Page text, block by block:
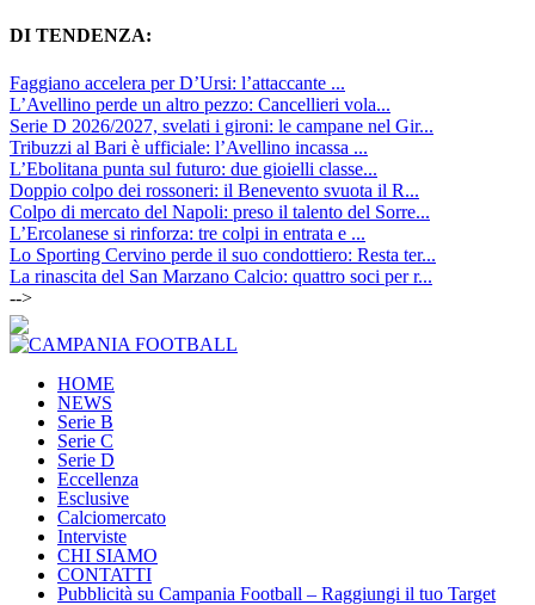
DI TENDENZA:
Faggiano accelera per D’Ursi: l’attaccante ...
L’Avellino perde un altro pezzo: Cancellieri vola...
Serie D 2026/2027, svelati i gironi: le campane nel Gir...
Tribuzzi al Bari è ufficiale: l’Avellino incassa ...
L’Ebolitana punta sul futuro: due gioielli classe...
Doppio colpo dei rossoneri: il Benevento svuota il R...
Colpo di mercato del Napoli: preso il talento del Sorre...
L’Ercolanese si rinforza: tre colpi in entrata e ...
Lo Sporting Cervino perde il suo condottiero: Resta ter...
La rinascita del San Marzano Calcio: quattro soci per r...
-->
HOME
NEWS
Serie B
Serie C
Serie D
Eccellenza
Esclusive
Calciomercato
Interviste
CHI SIAMO
CONTATTI
Pubblicità su Campania Football – Raggiungi il tuo Target